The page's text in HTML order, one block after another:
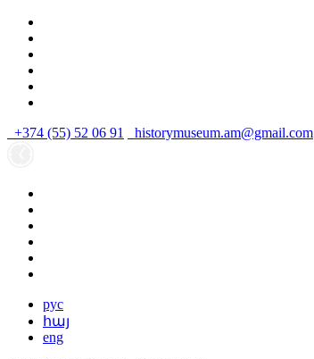
+374 (55) 52 06 91 historymuseum.am@gmail.com
рус
հայ
eng